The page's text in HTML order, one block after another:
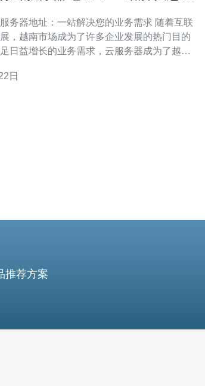
器地址：一站解决您的业务需求 随着互联
，越南市场成为了许多企业发展的热门目的
日益增长的业务需求，云服务器成为了越来
解决您的业务需求。 云服务器是一种基
日
推荐方案